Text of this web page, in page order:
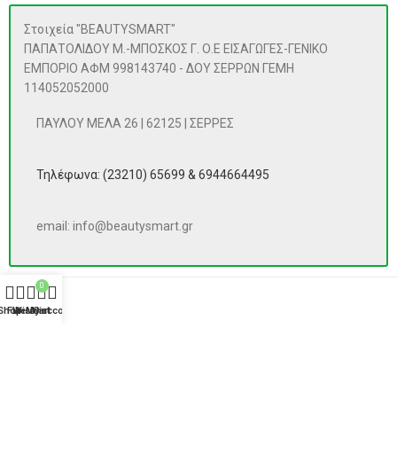
Στοιχεία "BEAUTYSMART"
ΠΑΠΑΤΟΛΙΔΟΥ Μ.-ΜΠΟΣΚΟΣ Γ. Ο.Ε ΕΙΣΑΓΩΓΕΣ-ΓΕΝΙΚΟ
ΕΜΠΟΡΙΟ ΑΦΜ 998143740 - ΔΟΥ ΣΕΡΡΩΝ ΓΕΜΗ
114052052000
ΠΑΥΛΟΥ ΜΕΛΑ 26 | 62125 | ΣΕΡΡΕΣ
Τηλέφωνα: (23210) 65699 & 6944664495
email: info@beautysmart.gr
Filters
Wishlist
0
Cart
My account